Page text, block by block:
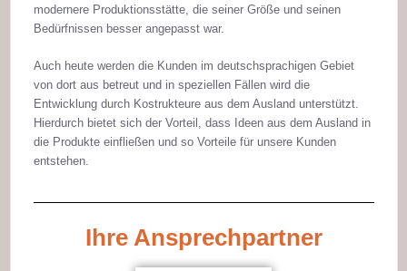
modernere Produktionsstätte, die seiner Größe und seinen
Bedürfnissen besser angepasst war.
Auch heute werden die Kunden im deutschsprachigen Gebiet
von dort aus betreut und in speziellen Fällen wird die
Entwicklung durch Kostrukteure aus dem Ausland unterstützt.
Hierdurch bietet sich der Vorteil, dass Ideen aus dem Ausland in
die Produkte einfließen und so Vorteile für unsere Kunden
entstehen.
Ihre Ansprechpartner